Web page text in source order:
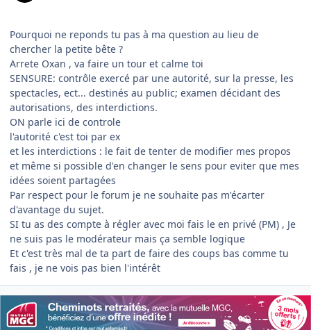
Pourquoi ne reponds tu pas à ma question au lieu de
chercher la petite bête ?
Arrete Oxan , va faire un tour et calme toi
SENSURE: contrôle exercé par une autorité, sur la presse, les
spectacles, ect... destinés au public; examen décidant des
autorisations, des interdictions.
ON parle ici de controle
l'autorité c'est toi par ex
et les interdictions : le fait de tenter de modifier mes propos
et même si possible d'en changer le sens pour eviter que mes
idées soient partagées
Par respect pour le forum je ne souhaite pas m'écarter
d'avantage du sujet.
SI tu as des compte à régler avec moi fais le en privé (PM) , Je
ne suis pas le modérateur mais ça semble logique
Et c'est très mal de ta part de faire des coups bas comme tu
fais , je ne vois pas bien l'intérêt